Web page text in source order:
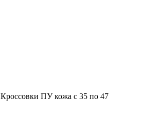
Кроссовки ПУ кожа c 35 по 47